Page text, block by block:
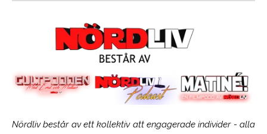
Nördliv består av ett kollektiv att engagerade individer - alla